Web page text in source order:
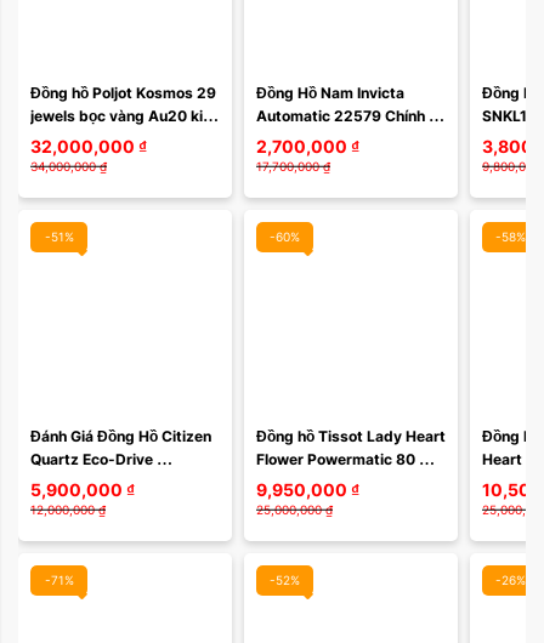
Đồng hồ Poljot Kosmos 29
jewels bọc vàng Au20 kim
quyền trượng Nos nguyên
sổ hộp
32,000,000 ₫
34,000,000 ₫
Đồng Hồ Nam Invicta
Automatic 22579 Chính
Hãng
2,700,000 ₫
17,700,000 ₫
Đồng Hồ
9,800,000
-51%
Đánh Giá Đồng Hồ Citizen
Quartz Eco-Drive
CA0843-11H –
Chronograph Thể Thao
5,900,000 ₫
12,000,000 ₫
-60%
Đồng hồ Tissot Lady Heart
Flower Powermatic 80
T050.207.37.017.05 – Vẻ
Đẹp Hoa Lệ Từ Trái Tim ...
9,950,000 ₫
25,000,000 ₫
-58%
Đồng hồ
Heart
sự hài
-71% -52%
Xóa
-26%